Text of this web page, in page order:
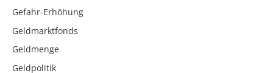
Gefahr-Erhöhung
Geldmarktfonds
Geldmenge
Geldpolitik